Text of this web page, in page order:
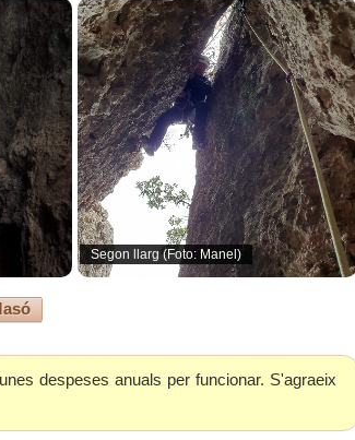
Segon llarg (Foto: Manel)
despeses anuals per funcionar. S'agraeix